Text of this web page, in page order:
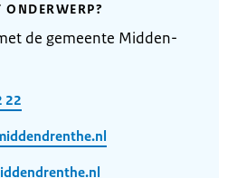
de gemeente Midden-
22